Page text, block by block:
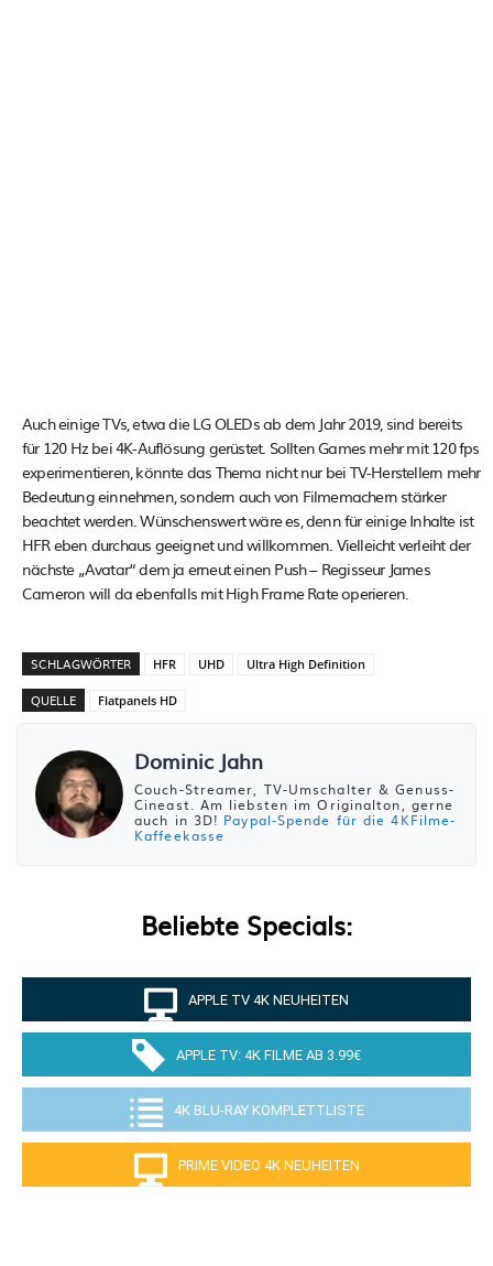
Auch einige TVs, etwa die LG OLEDs ab dem Jahr 2019, sind bereits
für 120 Hz bei 4K-Auflösung gerüstet. Sollten Games mehr mit 120 fps
experimentieren, könnte das Thema nicht nur bei TV-Herstellern mehr
Bedeutung einnehmen, sondern auch von Filmemachern stärker
beachtet werden. Wünschenswert wäre es, denn für einige Inhalte ist
HFR eben durchaus geeignet und willkommen. Vielleicht verleiht der
nächste „Avatar“ dem ja erneut einen Push – Regisseur James
Cameron will da ebenfalls mit High Frame Rate operieren.
SCHLAGWÖRTER HFR UHD Ultra High Definition
QUELLE Flatpanels HD
Dominic Jahn
Couch-Streamer, TV-Umschalter & Genuss-
Cineast. Am liebsten im Originalton, gerne
auch in 3D! Paypal-Spende für die 4KFilme-
Kaffeekasse
Beliebte Specials:
APPLE TV 4K NEUHEITEN
APPLE TV: 4K FILME AB 3.99€
4K BLU-RAY KOMPLETTLISTE
PRIME VIDEO 4K NEUHEITEN